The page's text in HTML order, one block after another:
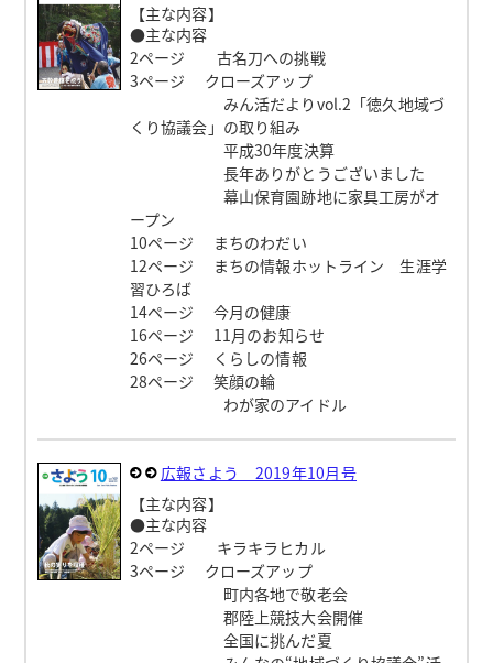
【主な内容】
●主な内容
2ページ 古名刀への挑戦
3ページ クローズアップ
みん活だよりvol.2「徳久地域づ
くり協議会」の取り組み
平成30年度決算
長年ありがとうございました
幕山保育園跡地に家具工房がオ
ープン
10ページ まちのわだい
12ページ まちの情報ホットライン 生涯学
習ひろば
14ページ 今月の健康
16ページ 11月のお知らせ
26ページ くらしの情報
28ページ 笑顔の輪
わが家のアイドル
広報さよう 2019年10月号
【主な内容】
●主な内容
2ページ キラキラヒカル
3ページ クローズアップ
町内各地で敬老会
郡陸上競技大会開催
全国に挑んだ夏